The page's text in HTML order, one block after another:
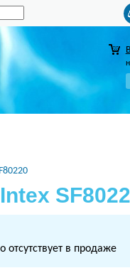
отсутствует в продаже